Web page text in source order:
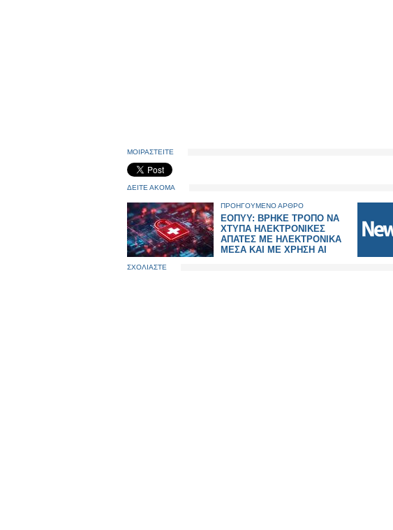
ΜΟΙΡΑΣΤΕΙΤΕ
ΔΕΙΤΕ ΑΚΟΜΑ
ΠΡΟΗΓΟΥΜΕΝΟ ΑΡΘΡΟ
ΕΟΠΥΥ: ΒΡΗΚΕ ΤΡΟΠΟ ΝΑ
ΧΤΥΠΑ ΗΛΕΚΤΡΟΝΙΚΕΣ
ΑΠΑΤΕΣ ΜΕ ΗΛΕΚΤΡΟΝΙΚΑ
ΜΕΣΑ ΚΑΙ ΜΕ ΧΡΗΣΗ ΑΙ
ΣΧΟΛΙΑΣΤΕ